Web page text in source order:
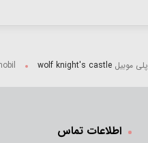
پلی موبيل playmobilwolf knight's castle کد6002
اطلاعات تماس